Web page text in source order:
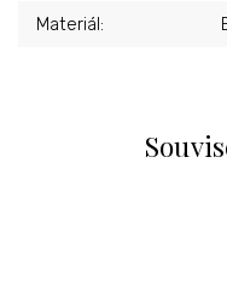
Materiál: